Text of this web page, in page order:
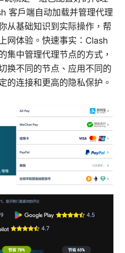
客户端自动加载并管理代理
从基础知识到实际操作，帮
网体验。快速事实：Clash
集中管理代理节点的方式，
换不同的节点、应用不同的
的连接和更高的隐私保护。